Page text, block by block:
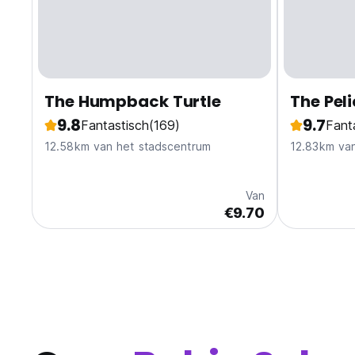
The Humpback Turtle
9.8Fantastisch(169)
12.58km van het stadscentrum
Van
€9.70
The
9.7
12.83km